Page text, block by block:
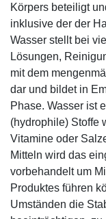
Körpers beteiligt
inklusive der der
Wasser stellt bei
Lösungen,
mit dem
dar und bildet in
Phase. Wasser ist
(hydrophile) Stoffe
Vitamine oder
Mitteln wird das
vorbehandelt um
Produktes führen
Umständen die